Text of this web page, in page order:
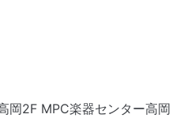
岡2F MPC楽器センター高岡